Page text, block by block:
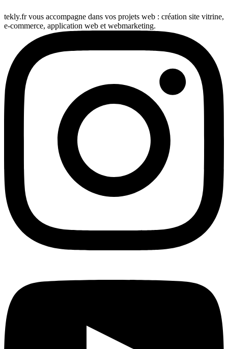
tekly.fr vous accompagne dans vos projets web : création site vitrine,
e-commerce, application web et webmarketing.